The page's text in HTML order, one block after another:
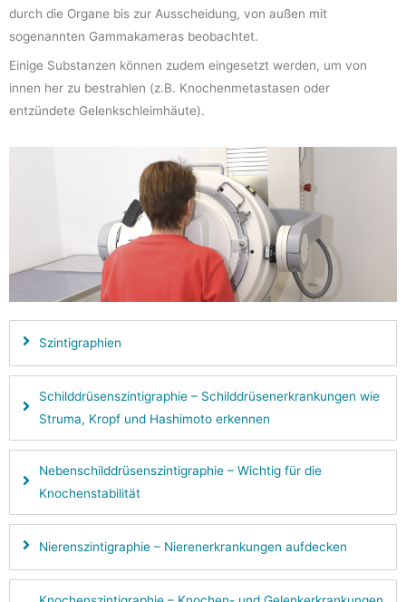
durch die Organe bis zur Ausscheidung, von außen mit
sogenannten Gammakameras beobachtet.
Einige Substanzen können zudem eingesetzt werden, um von
innen her zu bestrahlen (z.B. Knochenmetastasen oder
entzündete Gelenkschleimhäute).
Szintigraphien
Schilddrüsenszintigraphie – Schilddrüsenerkrankungen wie
Struma, Kropf und Hashimoto erkennen
Nebenschilddrüsenszintigraphie – Wichtig für die
Knochenstabilität
Nierenszintigraphie – Nierenerkrankungen aufdecken